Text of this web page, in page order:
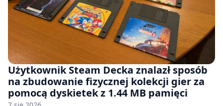
Użytkownik Steam Decka znalazł sposób
na zbudowanie fizycznej kolekcji gier za
pomocą dyskietek z 1.44 MB pamięci